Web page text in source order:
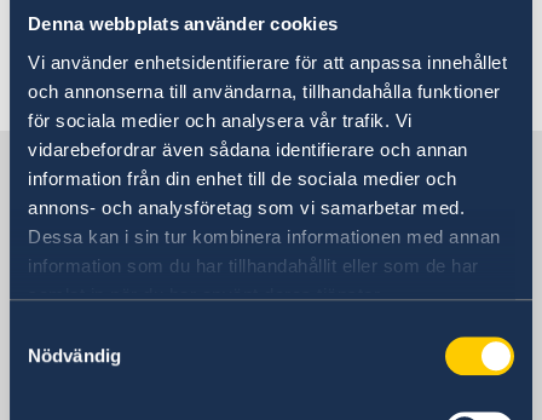
Denna webbplats använder cookies
Vi använder enhetsidentifierare för att anpassa innehållet
och annonserna till användarna, tillhandahålla funktioner
för sociala medier och analysera vår trafik. Vi
vidarebefordrar även sådana identifierare och annan
information från din enhet till de sociala medier och
annons- och analysföretag som vi samarbetar med.
Dessa kan i sin tur kombinera informationen med annan
information som du har tillhandahållit eller som de har
samlat in när du har använt deras tjänster.
Nödvändig
Legaliseringar
Hjälp kring medborgarskap
Pass utomlands i Tunisien
Provisoriskt pass i Tunisien
Uppehållstillståndskort
Beställning av samordningsnummer i Tunisien
Akut hjälp
Allmänna säkerhetsläget
Terrorism
Naturförhållanden och katastrofer
In- och utresebestämmelser
Något om tunisiska tullregler
Hälso- och sjukvård
Lokala lagar och sedvänjor
Kriminalitet och personlig säkerhet
Resa i landet
Om olyckan är framme
information. Kontakta ambassaden för
information om eventuella lokala villkor. Länk
till ambassaden hittar du längst ned på sidan.
Sverige i Tunisien
Sveriges ambassad